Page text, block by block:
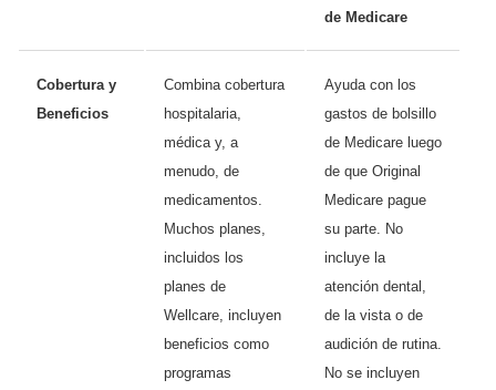
de Medicare
Cobertura y
Beneficios
Combina cobertura
hospitalaria,
médica y, a
menudo, de
medicamentos.
Muchos planes,
incluidos los
planes de
Wellcare, incluyen
beneficios como
programas
Ayuda con los
gastos de bolsillo
de Medicare luego
de que Original
Medicare pague
su parte. No
incluye la
atención dental,
de la vista o de
audición de rutina.
No se incluyen